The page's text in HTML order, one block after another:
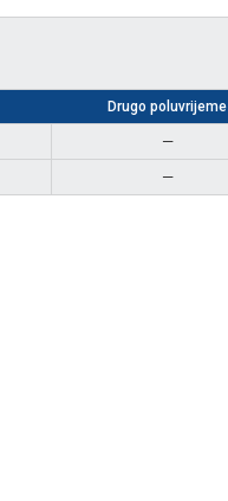
Drugo poluvrijeme
—
—